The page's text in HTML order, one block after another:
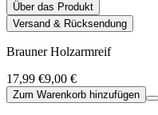
Über das Produkt
Versand & Rücksendung
Brauner Holzarmreif
17,99 €9,00 €
Zum Warenkorb hinzufügen